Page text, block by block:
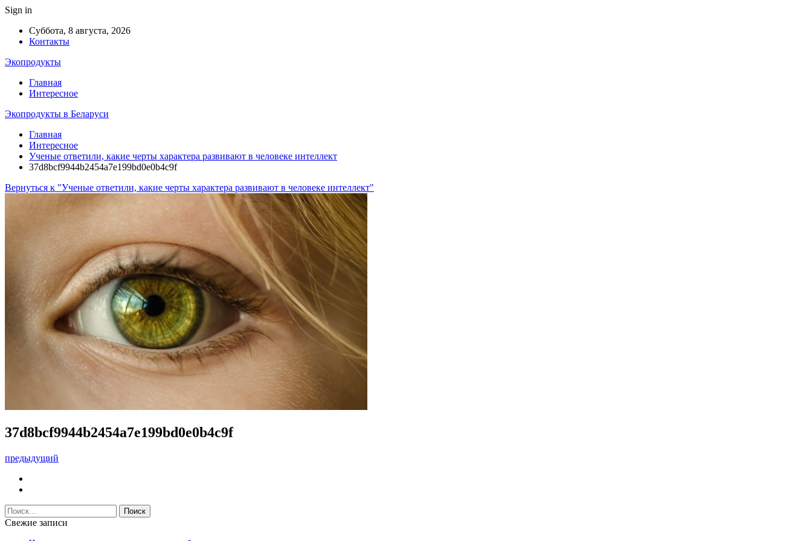
Sign in
Суббота, 8 августа, 2026
Контакты
Экопродукты
Главная
Интересное
Экопродукты в Беларуси
Главная
Интересное
Ученые ответили, какие черты характера развивают в человеке интеллект
37d8bcf9944b2454a7e199bd0e0b4c9f
Вернуться к "Ученые ответили, какие черты характера развивают в человеке интеллект"
37d8bcf9944b2454a7e199bd0e0b4c9f
предыдущий
Свежие записи